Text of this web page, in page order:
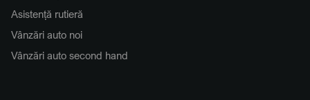
Asistență rutieră
Vânzări auto noi
Vânzări auto second hand